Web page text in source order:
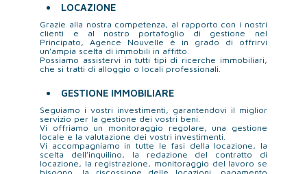
LOCAZIONE
Grazie alla nostra competenza, al rapporto con i nostri
clienti e al nostro portafoglio di gestione nel
Principato, Agence Nouvelle è in grado di offrirvi
un’ampia scelta di immobili in affitto.
Possiamo assistervi in tutti tipi di ricerche immobiliari,
che si tratti di alloggio o locali professionali.
GESTIONE IMMOBILIARE
Seguiamo i vostri investimenti, garantendovi il miglior
servizio per la gestione dei vostri beni.
Vi offriamo un monitoraggio regolare, una gestione
locale e la valutazione dei vostri investimenti.
Vi accompagniamo in tutte le fasi della locazione, la
scelta dell’inquilino, la redazione del contratto di
locazione, la registrazione, monitoraggio del lavoro se